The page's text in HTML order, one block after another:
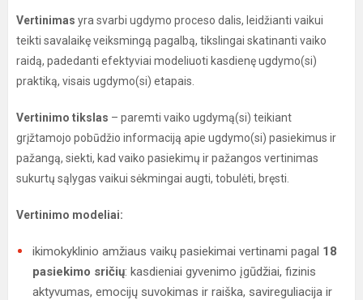
Vertinimas yra svarbi ugdymo proceso dalis, leidžianti vaikui
teikti savalaikę veiksmingą pagalbą, tikslingai skatinanti vaiko
raidą, padedanti efektyviai modeliuoti kasdienę ugdymo(si)
praktiką, visais ugdymo(si) etapais.
Vertinimo tikslas – paremti vaiko ugdymą(si) teikiant
grįžtamojo pobūdžio informaciją apie ugdymo(si) pasiekimus ir
pažangą, siekti, kad vaiko pasiekimų ir pažangos vertinimas
sukurtų sąlygas vaikui sėkmingai augti, tobulėti, bręsti.
Vertinimo modeliai:
ikimokyklinio amžiaus vaikų pasiekimai vertinami pagal 18
pasiekimo sričių: kasdieniai gyvenimo įgūdžiai, fizinis
aktyvumas, emocijų suvokimas ir raiška, savireguliacija ir